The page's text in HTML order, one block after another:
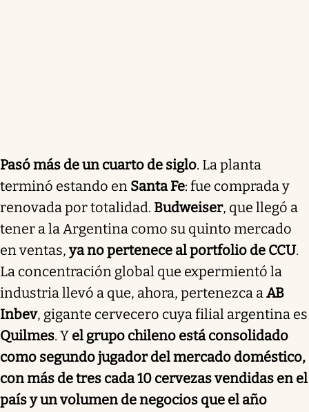
Pasó más de un cuarto de siglo. La planta
terminó estando en Santa Fe: fue comprada y
renovada por totalidad. Budweiser, que llegó a
tener a la Argentina como su quinto mercado
en ventas,ya no pertenece al portfolio de CCU.
La concentración global que expermientó la
industria llevó a que, ahora, pertenezca aAB
Inbev, gigante cervecero cuya filial argentina es
Quilmes. Y el grupo chileno está consolidado
como segundo jugador del mercado doméstico,
con más de tres cada 10 cervezas vendidas en el
país y un volumen de negocios que el año